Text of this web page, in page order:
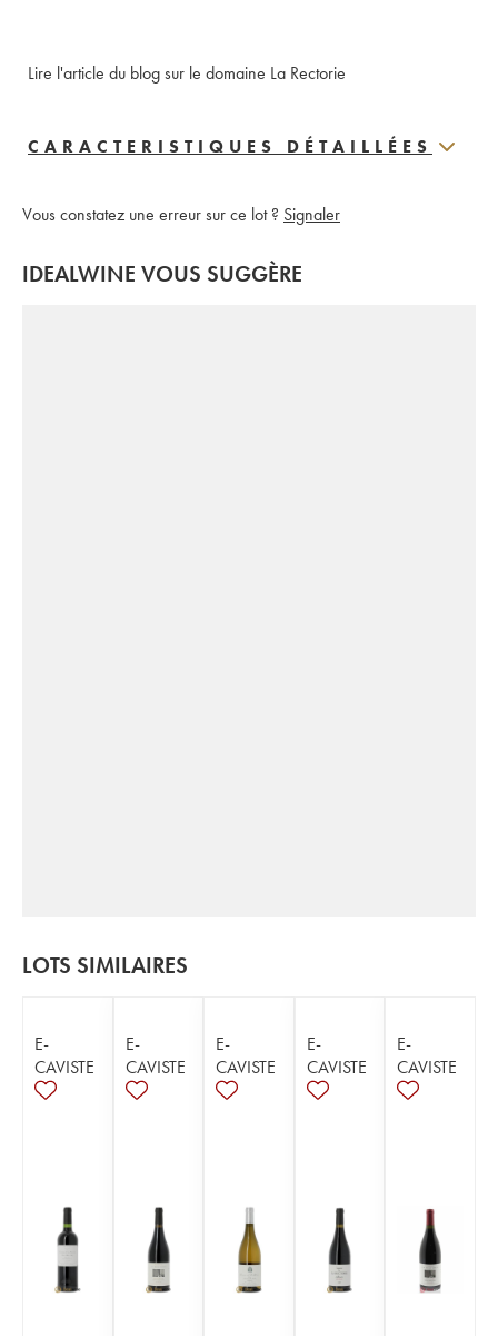
Lire l'article du blog sur le domaine La Rectorie
CARACTERISTIQUES DÉTAILLÉES
Vous constatez une erreur sur ce lot ? Signaler
IDEALWINE VOUS SUGGÈRE
LOTS SIMILAIRES
E-
CAVISTE
E-
CAVISTE
E-
CAVISTE
E-
CAVISTE
E-
CAVISTE